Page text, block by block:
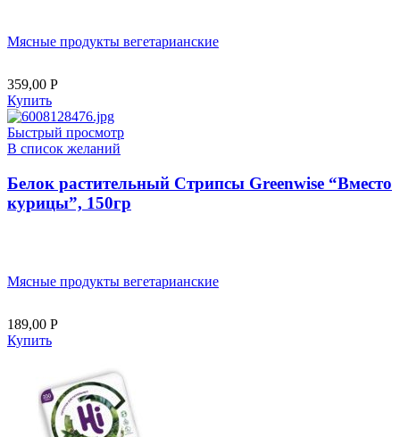
Мясные продукты вегетарианские
359,00 Р
Купить
Быстрый просмотр
В список желаний
Белок растительный Стрипсы Greenwise “Вместо
курицы”, 150гр
Мясные продукты вегетарианские
189,00 Р
Купить